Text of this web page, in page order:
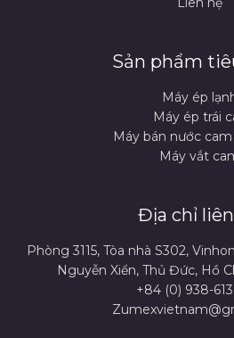
Sản phẩm
Máy ép
Máy ép trái
Máy bán nước
Máy vắt
Địa chỉ
Phòng 3115, Tòa nhà S302,
Nguyễn Xiển, Thủ Đức, Hồ
+84 (0) 938-